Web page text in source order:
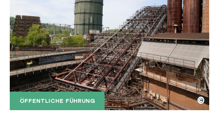
ÖFFENTLICHE FÜHRUNG
Der Erzschrägaufzug der Völklinger Hütte mit
Copyright: Weltkulturerbe Völklinger Hütte | Karl
©